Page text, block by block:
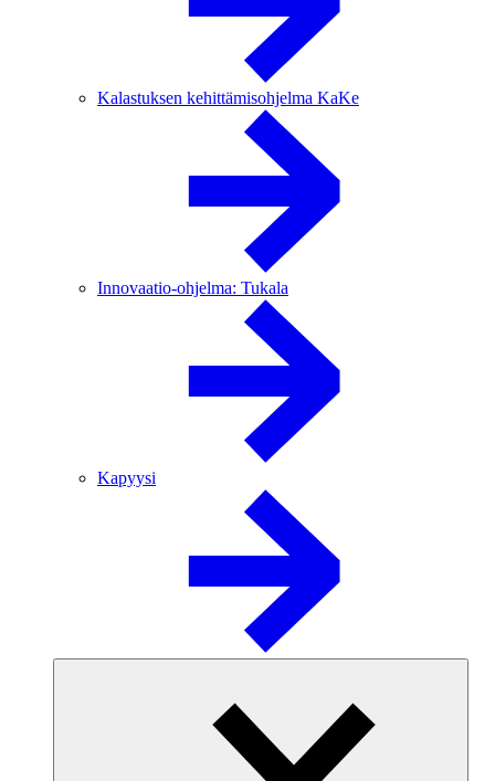
Kalastuksen kehittämisohjelma KaKe
Innovaatio-ohjelma: Tukala
Kapyysi